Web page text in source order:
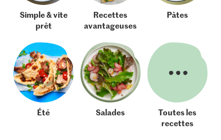
Simple & vite
prêt
Recettes
avantageuses
Pâtes
Été Salades
Toutes les
recettes